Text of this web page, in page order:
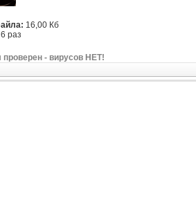
16,00 Кб
6 раз
- вирусов НЕТ!